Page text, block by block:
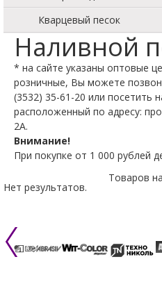
Кварцевый песок
Наливной
* на сайте указаны оптовые
розничные, Вы можете
(3532) 35-61-20 или посетить
расположенный по адресу:
2А.
Внимание!
При покупке от 1 000 рублей
Товаров
Нет результатов.